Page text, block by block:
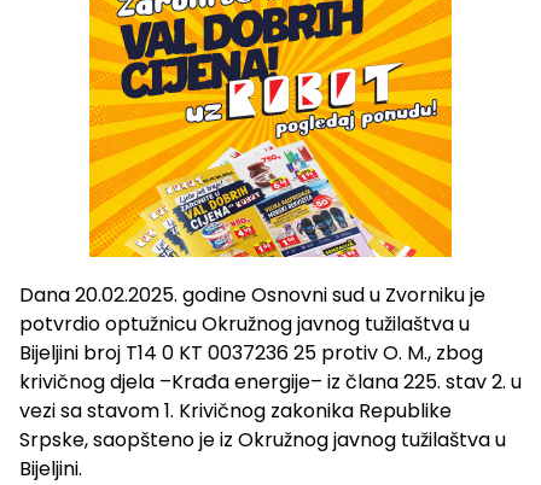
Dana 20.02.2025. godine Osnovni sud u Zvorniku je
potvrdio optužnicu Okružnog javnog tužilaštva u
Bijeljini broj T14 0 KT 0037236 25 protiv O. M., zbog
krivičnog djela –Krađa energije– iz člana 225. stav 2. u
vezi sa stavom 1. Krivičnog zakonika Republike
Srpske, saopšteno je iz Okružnog javnog tužilaštva u
Bijeljini.